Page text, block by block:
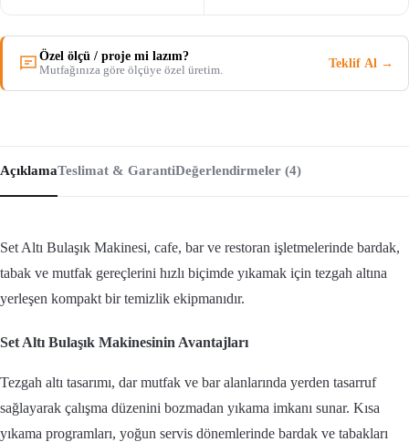
Özel ölçü / proje mi lazım?
Mutfağınıza göre ölçüye özel üretim.
Teklif Al →
AçıklamaTeslimat & GarantiDeğerlendirmeler (4)
Set Altı Bulaşık Makinesi, cafe, bar ve restoran işletmelerinde bardak,
tabak ve mutfak gereçlerini hızlı biçimde yıkamak için tezgah altına
yerleşen kompakt bir temizlik ekipmanıdır.
Set Altı Bulaşık Makinesinin Avantajları
Tezgah altı tasarımı, dar mutfak ve bar alanlarında yerden tasarruf
sağlayarak çalışma düzenini bozmadan yıkama imkanı sunar. Kısa
yıkama programları, yoğun servis dönemlerinde bardak ve tabakları